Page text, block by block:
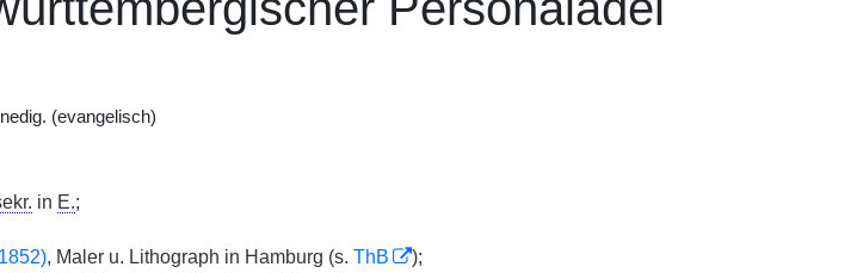
(evangelisch)
in E.;
, Maler u. Lithograph in Hamburg (s. ThB
);